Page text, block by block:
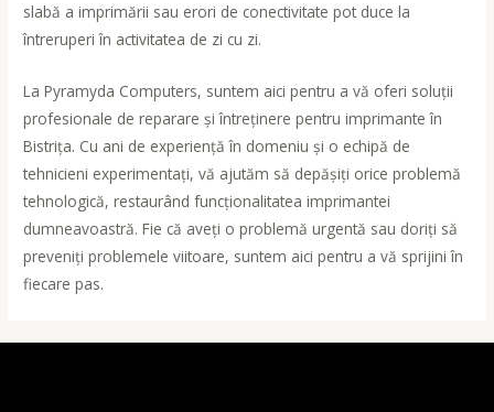
slabă a imprimării sau erori de conectivitate pot duce la
întreruperi în activitatea de zi cu zi.
La Pyramyda Computers, suntem aici pentru a vă oferi soluții
profesionale de reparare și întreținere pentru imprimante în
Bistrița. Cu ani de experiență în domeniu și o echipă de
tehnicieni experimentați, vă ajutăm să depășiți orice problemă
tehnologică, restaurând funcționalitatea imprimantei
dumneavoastră. Fie că aveți o problemă urgentă sau doriți să
preveniți problemele viitoare, suntem aici pentru a vă sprijini în
fiecare pas.